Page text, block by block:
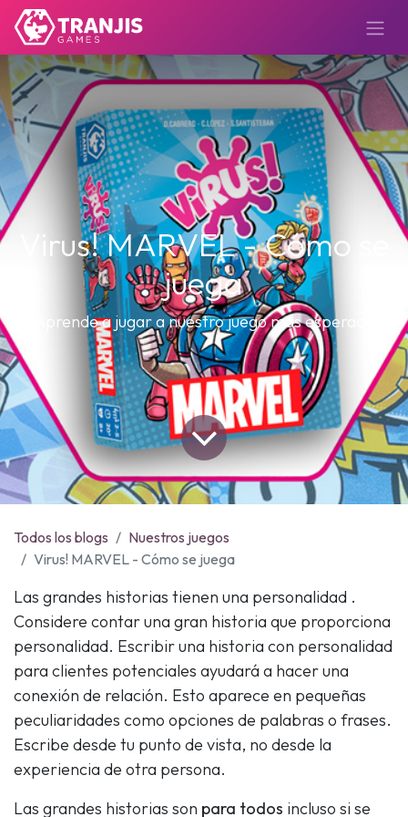
Virus! MARVEL - Cómo se
juega
Aprende a jugar a nuestro juego más esperado
Todos los blogs
Nuestros juegos
Virus! MARVEL - Cómo se juega
Las grandes historias tienen una personalidad .
Considere contar una gran historia que proporciona
personalidad. Escribir una historia con personalidad
para clientes potenciales ayudará a hacer una
conexión de relación. Esto aparece en pequeñas
peculiaridades como opciones de palabras o frases.
Escribe desde tu punto de vista, no desde la
experiencia de otra persona.
Las grandes historias son para todos incluso si se